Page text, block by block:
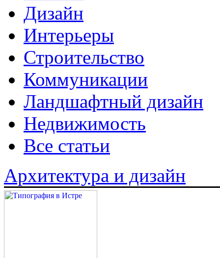
Дизайн
Интерьеры
Строительство
Коммуникации
Ландшафтный дизайн
Недвижимость
Все статьи
Архитектура и дизайн